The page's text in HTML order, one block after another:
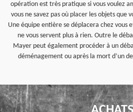
opération est très pratique si vous voulez
vous ne savez pas où placer les objets que
Une équipe entière se déplacera chez vous
ne vous servent plus à rien. Outre le
Mayer peut également procéder à un
déménagement ou après la mort d’un